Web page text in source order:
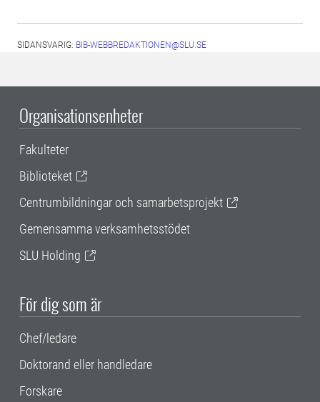
SIDANSVARIG: BIB-WEBBREDAKTIONEN@SLU.SE
Organisationsenheter
Fakulteter
Biblioteket
Centrumbildningar och samarbetsprojekt
Gemensamma verksamhetsstödet
SLU Holding
För dig som är
Chef/ledare
Doktorand eller handledare
Forskare